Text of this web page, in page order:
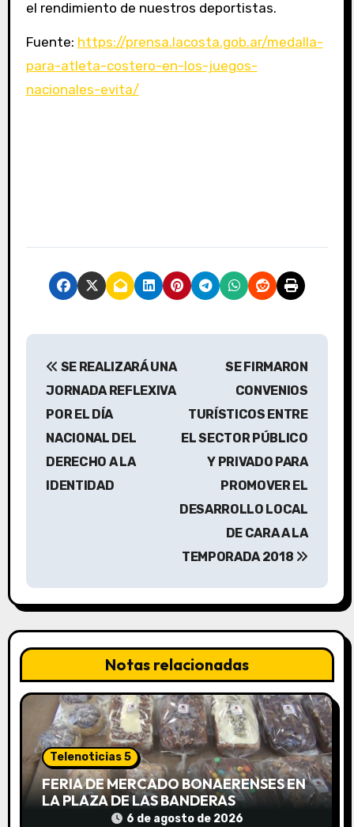
el rendimiento de nuestros deportistas.
Fuente: https://prensa.lacosta.gob.ar/medalla-
para-atleta-costero-en-los-juegos-
nacionales-evita/
N
i
ó
n
d
e
e
n
t
SE REALIZARÁ UNA
JORNADA REFLEXIVA
POR EL DÍA
NACIONAL DEL
DERECHO A LA
IDENTIDAD
SE FIRMARON
CONVENIOS
TURÍSTICOS ENTRE
EL SECTOR PÚBLICO
Y PRIVADO PARA
PROMOVER EL
DESARROLLO LOCAL
DE CARA A LA
TEMPORADA 2018
Notas relacionadas
Telenoticias 5
FERIA DE MERCADO BONAERENSES EN
LA PLAZA DE LAS BANDERAS
6 de agosto de 2026